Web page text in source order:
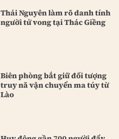
Thái Nguyên làm rõ danh tính
người tử vong tại Thác Giềng
Biên phòng bắt giữ đối tượng
truy nã vận chuyển ma túy từ
Lào